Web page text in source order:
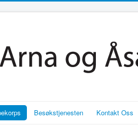
Besøkstjenesten Kontakt Oss